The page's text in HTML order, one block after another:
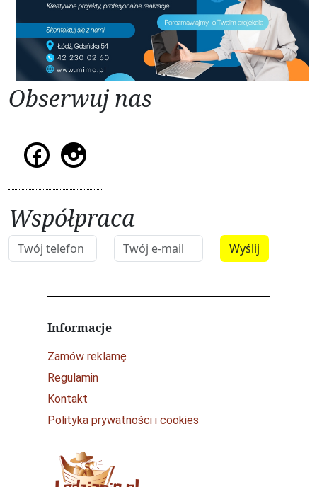
Obserwuj nas
Współpraca
Informacje
Zamów reklamę
Regulamin
Kontakt
Polityka prywatności i cookies